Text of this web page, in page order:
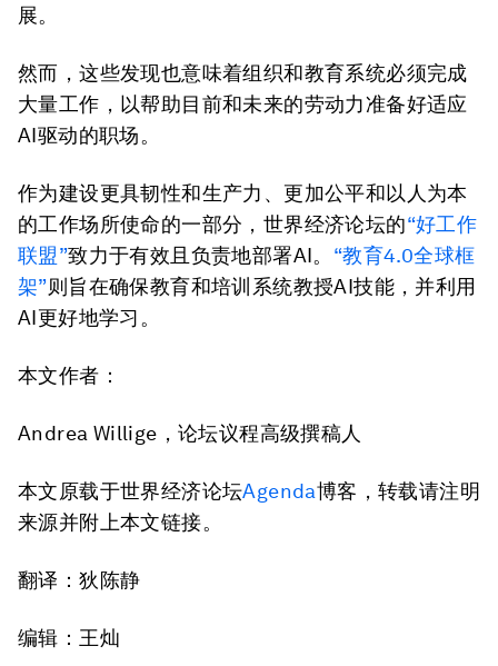
展。
然而，这些发现也意味着组织和教育系统必须完成
大量工作，以帮助目前和未来的劳动力准备好适应
AI驱动的职场。
作为建设更具韧性和生产力、更加公平和以人为本
的工作场所使命的一部分，世界经济论坛的“好工作
联盟”致力于有效且负责地部署AI。 “教育4.0全球框
架”则旨在确保教育和培训系统教授AI技能，并利用
AI更好地学习。
本文作者：
Andrea Willige，论坛议程高级撰稿人
本文原载于世界经济论坛Agenda博客，转载请注明
来源并附上本文链接。
翻译：狄陈静
编辑：王灿